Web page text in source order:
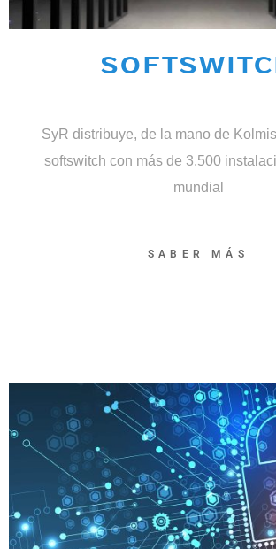
SyR distribuye, de la mano de
softswitch con más de 3.500
mundial
SABER MÁS